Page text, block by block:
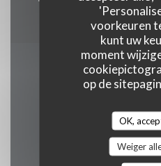
voorkeuren
kunt uw
moment
op de
OK,
Weiger
Word op
Schrijf je in op onze
communicatie en